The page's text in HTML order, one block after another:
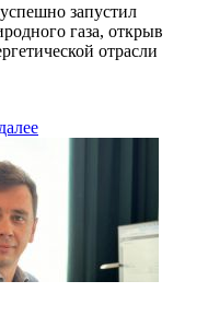
запустил
газа, открыв
отрасли